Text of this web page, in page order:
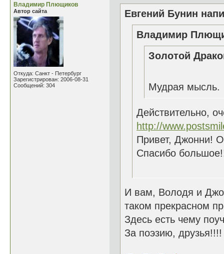
Владимир Плющиков
Автор сайта
Откуда: Санкт - Петербург
Зарегистрирован: 2006-08-31
Сообщений: 304
Евгений Бунин
Владимир
Золотой
Мудрая мысль.
Действительно,
http://
Привет, Джонни!
Спасибо
И вам, Володя и
таком прекрасном
Здесь есть чему
За поэзию, друзья!!!!